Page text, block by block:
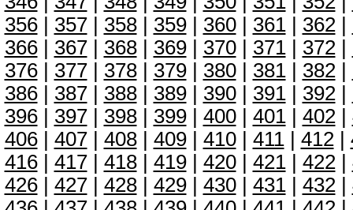
356| 357| 358| 359| 360| 361| 362|
366| 367| 368| 369| 370| 371| 372|
376| 377| 378| 379| 380| 381| 382|
386| 387| 388| 389| 390| 391| 392|
396| 397| 398| 399| 400| 401| 402|
406| 407| 408| 409| 410| 411| 412|
416| 417| 418| 419| 420| 421| 422|
426| 427| 428| 429| 430| 431| 432|